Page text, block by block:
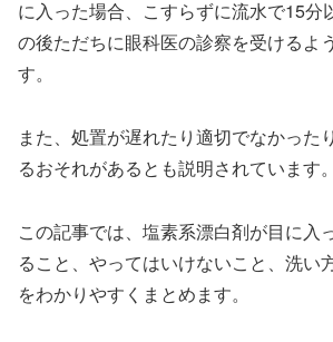
に入った場合、こすらずに流水で15分
の後ただちに眼科医の診察を受けるよ
す。
また、処置が遅れたり適切でなかった
るおそれがあるとも説明されています。
この記事では、塩素系漂白剤が目に入
ること、やってはいけないこと、洗い
をわかりやすくまとめます。